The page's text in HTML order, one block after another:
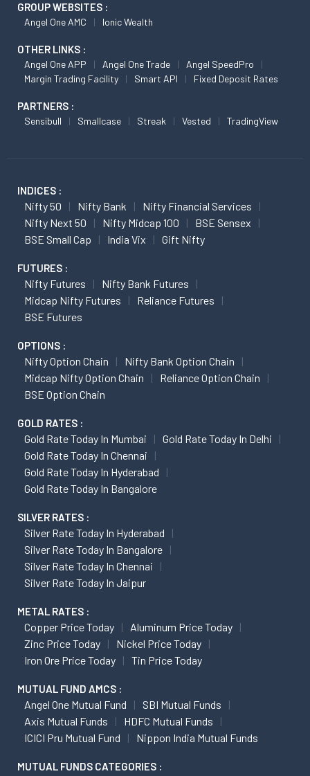
GROUP WEBSITES :
Angel One AMC Ionic Wealth
OTHER LINKS :
Angel One APP Angel One Trade
Angel SpeedPro
Margin Trading Facility
Smart API Fixed Deposit Rates
PARTNERS :
Sensibull Smallcase Streak Vested TradingView
INDICES :
Nifty 50 Nifty Bank
Nifty Financial Services
Nifty Next 50
Nifty Midcap 100
BSE Sensex
BSE Small Cap
India Vix Gift Nifty
FUTURES :
Nifty Futures
Nifty Bank Futures
Midcap Nifty Futures
Reliance Futures
BSE Futures
OPTIONS :
Nifty Option Chain
Nifty Bank Option Chain
Midcap Nifty Option Chain
Reliance Option Chain
BSE Option Chain
GOLD RATES :
Gold Rate Today In Mumbai
Gold Rate Today In Delhi
Gold Rate Today In Chennai
Gold Rate Today In Hyderabad
Gold Rate Today In Bangalore
SILVER RATES :
Silver Rate Today In Hyderabad
Silver Rate Today In Bangalore
Silver Rate Today In Chennai
Silver Rate Today In Jaipur
METAL RATES :
Copper Price Today
Aluminum Price Today
Zinc Price Today
Nickel Price Today
Iron Ore Price Today
Tin Price Today
MUTUAL FUND AMCS :
Angel One Mutual Fund
SBI Mutual Funds
Axis Mutual Funds
HDFC Mutual Funds
ICICI Pru Mutual Fund
Nippon India Mutual Funds
MUTUAL FUNDS CATEGORIES :